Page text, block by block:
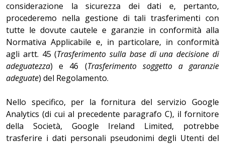
considerazione la sicurezza dei dati e, pertanto,
procederemo nella gestione di tali trasferimenti con
tutte le dovute cautele e garanzie in conformità alla
Normativa Applicabile e, in particolare, in conformità
agli artt. 45 (Trasferimento sulla base di una decisione di
adeguatezza) e 46 (Trasferimento soggetto a garanzie
adeguate) del Regolamento.
Nello specifico, per la fornitura del servizio Google
Analytics (di cui al precedente paragrafo C), il fornitore
della Società, Google Ireland Limited, potrebbe
trasferire i dati personali pseudonimi degli Utenti del